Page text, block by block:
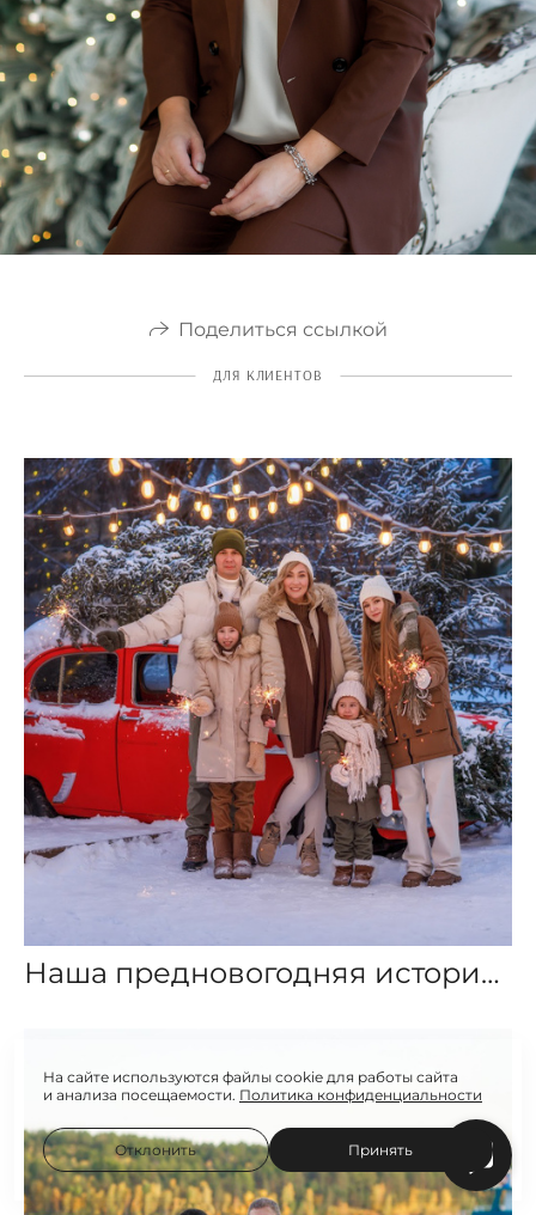
Поделиться ссылкой
ДЛЯ КЛИЕНТОВ
Наша предновогодняя история…
На сайте используются файлы cookie для работы сайта
и анализа посещаемости. Политика конфиденциальности
Отклонить Принять